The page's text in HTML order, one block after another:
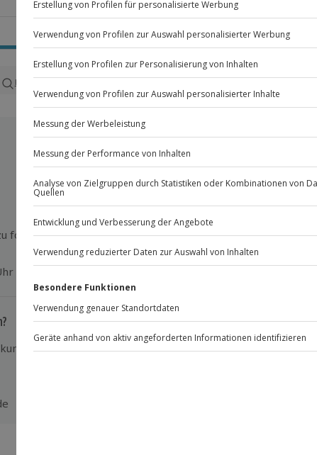
Terminen verfügbar
psychische Verfassung
Listenansicht
© OpenStreetMaps
Karte in Großansicht
Mühldorfstraße 8
81671 München
folgenden Zeiten, außer an bundesweiten
Vorteile.